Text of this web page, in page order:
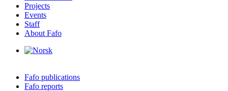
Projects
Events
Staff
About Fafo
Fafo publications
Fafo reports